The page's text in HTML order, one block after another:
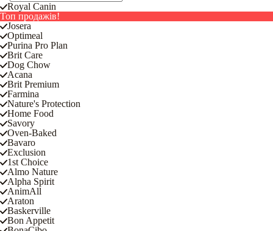
Royal Canin
Топ продажів!
Josera
Optimeal
Purina Pro Plan
Brit Care
Dog Chow
Acana
Brit Premium
Farmina
Nature's Protection
Home Food
Savory
Oven-Baked
Bavaro
Exclusion
1st Choice
Almo Nature
Alpha Spirit
AnimAll
Araton
Baskerville
Bon Appetit